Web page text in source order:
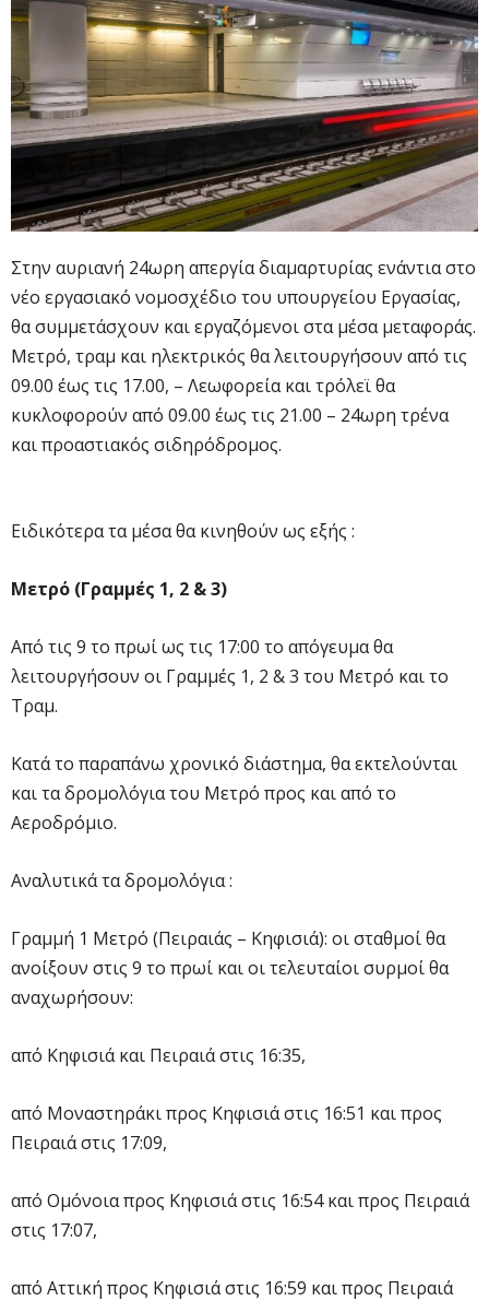
Στην αυριανή 24ωρη απεργία διαμαρτυρίας ενάντια στο
νέο εργασιακό νομοσχέδιο του υπουργείου Εργασίας,
θα συμμετάσχουν και εργαζόμενοι στα μέσα μεταφοράς.
Μετρό, τραμ και ηλεκτρικός θα λειτουργήσουν από τις
09.00 έως τις 17.00, – Λεωφορεία και τρόλεϊ θα
κυκλοφορούν από 09.00 έως τις 21.00 – 24ωρη τρένα
και προαστιακός σιδηρόδρομος.
Ειδικότερα τα μέσα θα κινηθούν ως εξής :
Μετρό (Γραμμές 1, 2 & 3)
Από τις 9 το πρωί ως τις 17:00 το απόγευμα θα
λειτουργήσουν οι Γραμμές 1, 2 & 3 του Μετρό και το
Τραμ.
Κατά το παραπάνω χρονικό διάστημα, θα εκτελούνται
και τα δρομολόγια του Μετρό προς και από το
Αεροδρόμιο.
Αναλυτικά τα δρομολόγια :
Γραμμή 1 Μετρό (Πειραιάς – Κηφισιά): οι σταθμοί θα
ανοίξουν στις 9 το πρωί και οι τελευταίοι συρμοί θα
αναχωρήσουν:
από Κηφισιά και Πειραιά στις 16:35,
από Μοναστηράκι προς Κηφισιά στις 16:51 και προς
Πειραιά στις 17:09,
από Ομόνοια προς Κηφισιά στις 16:54 και προς Πειραιά
στις 17:07,
από Αττική προς Κηφισιά στις 16:59 και προς Πειραιά